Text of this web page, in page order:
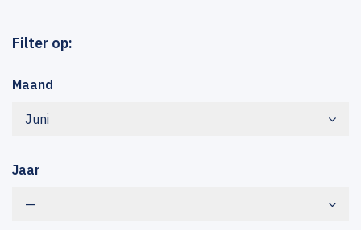
Filter op:
Maand
Juni
Jaar
—